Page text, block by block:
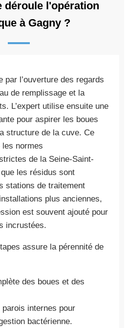
déroule l'opération
à Gagny ?
par l’ouverture des regards
de remplissage et la
L’expert utilise ensuite une
pour aspirer les boues
structure de la cuve. Ce
normes
de la Seine-Saint-
les résidus sont
stations de traitement
plus anciennes,
est souvent ajouté pour
incrustées.
assure la pérennité de
des boues et des
parois internes pour
bactérienne.